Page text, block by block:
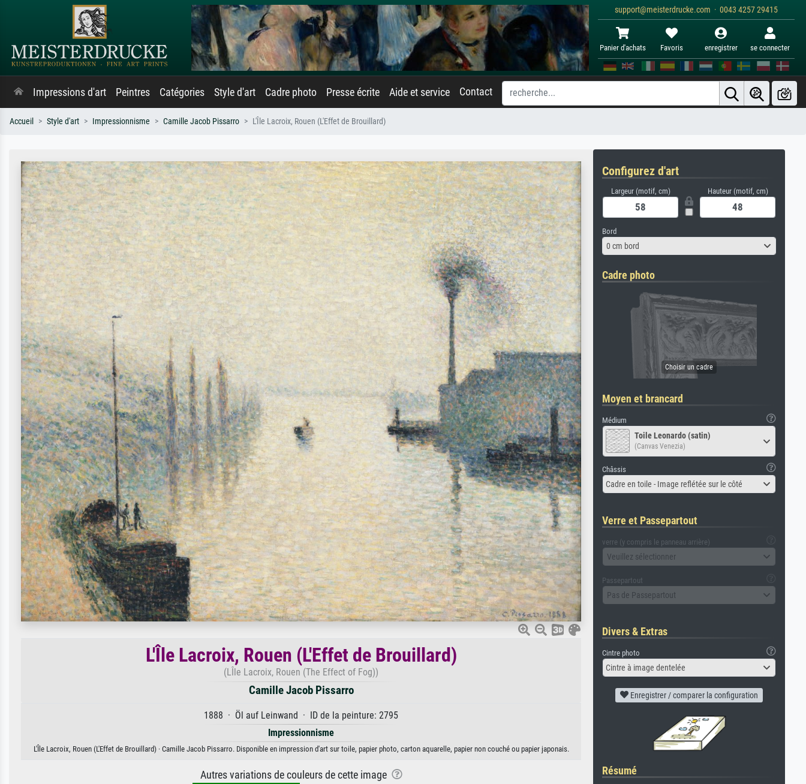
support@meisterdrucke.com · 0043 4257 29415
Panier d'achats Favoris enregistrer se connecter
Impressions d'art Peintres Catégories Style d'art Cadre photo Presse écrite Aide et service Contact
Accueil Style d'art Impressionnisme Camille Jacob Pissarro L'Île Lacroix, Rouen (L'Effet de Brouillard)
L'Île Lacroix, Rouen (L'Effet de Brouillard)
(LÎle Lacroix, Rouen (The Effect of Fog))
Camille Jacob Pissarro
1888 · Öl auf Leinwand · ID de la peinture: 2795
Impressionnisme
L'Île Lacroix, Rouen (L'Effet de Brouillard) · Camille Jacob Pissarro. Disponible en impression d'art sur toile, papier photo, carton aquarelle, papier non couché ou papier japonais.
Autres variations de couleurs de cette image
Configurez d'art
Largeur (motif, cm) Hauteur (motif, cm)
Bord
0 cm bord
Cadre photo
Moyen et brancard
Médium
Toile Leonardo (satin)
(Canvas Venezia)
Châssis
Cadre en toile - Image reflétée sur le côté
Verre et Passepartout
verre (y compris le panneau arrière)
Veuillez sélectionner
Passepartout
Pas de Passepartout
Divers & Extras
Cintre photo
Cintre à image dentelée
Enregistrer / comparer la configuration
Résumé